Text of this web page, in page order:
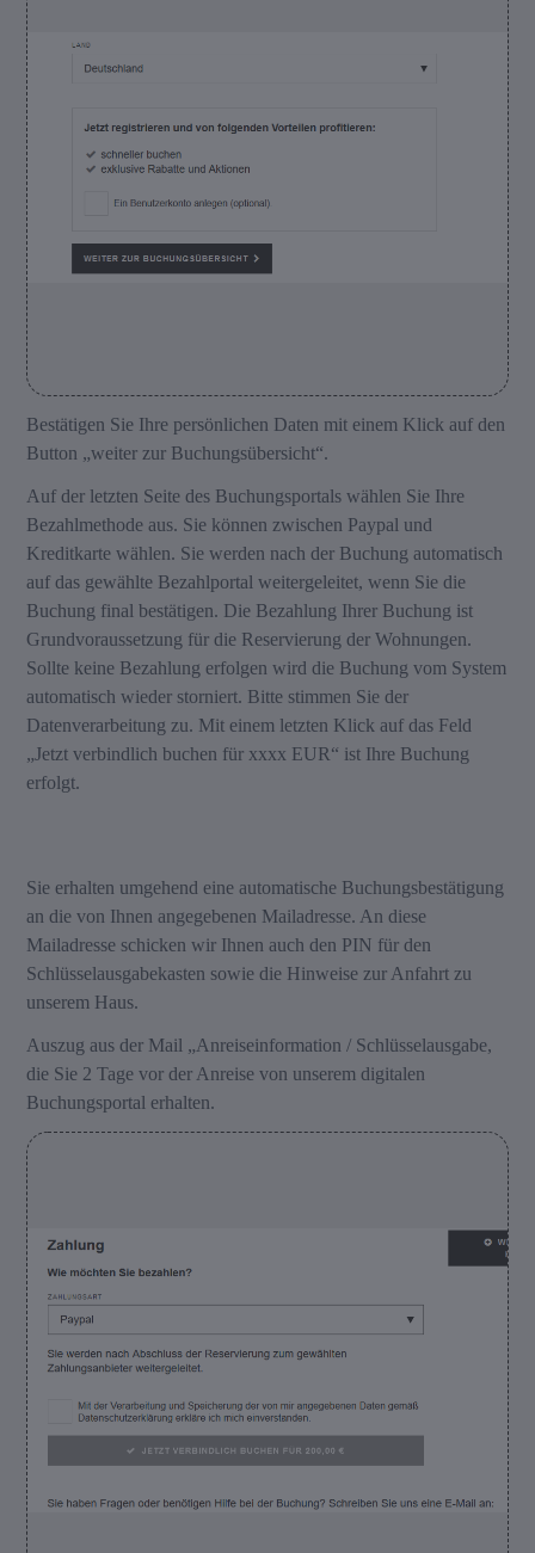
Bestätigen Sie Ihre persönlichen Daten mit einem Klick auf den
Button „weiter zur Buchungsübersicht“.
Auf der letzten Seite des Buchungsportals wählen Sie Ihre
Bezahlmethode aus. Sie können zwischen Paypal und
Kreditkarte wählen. Sie werden nach der Buchung automatisch
auf das gewählte Bezahlportal weitergeleitet, wenn Sie die
Buchung final bestätigen. Die Bezahlung Ihrer Buchung ist
Grundvoraussetzung für die Reservierung der Wohnungen.
Sollte keine Bezahlung erfolgen wird die Buchung vom System
automatisch wieder storniert. Bitte stimmen Sie der
Datenverarbeitung zu. Mit einem letzten Klick auf das Feld
„Jetzt verbindlich buchen für xxxx EUR“ ist Ihre Buchung
erfolgt.
Sie erhalten umgehend eine automatische Buchungsbestätigung
an die von Ihnen angegebenen Mailadresse. An diese
Mailadresse schicken wir Ihnen auch den PIN für den
Schlüsselausgabekasten sowie die Hinweise zur Anfahrt zu
unserem Haus.
Auszug aus der Mail „Anreiseinformation / Schlüsselausgabe,
die Sie 2 Tage vor der Anreise von unserem digitalen
Buchungsportal erhalten.